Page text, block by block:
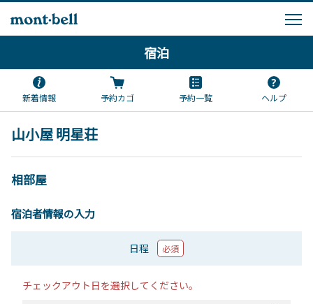
宿泊
新着情報 予約カゴ 予約一覧 ヘルプ
山小屋 明星荘
相部屋
宿泊者情報の入力
日程 必須
チェックアウト日を選択してください。